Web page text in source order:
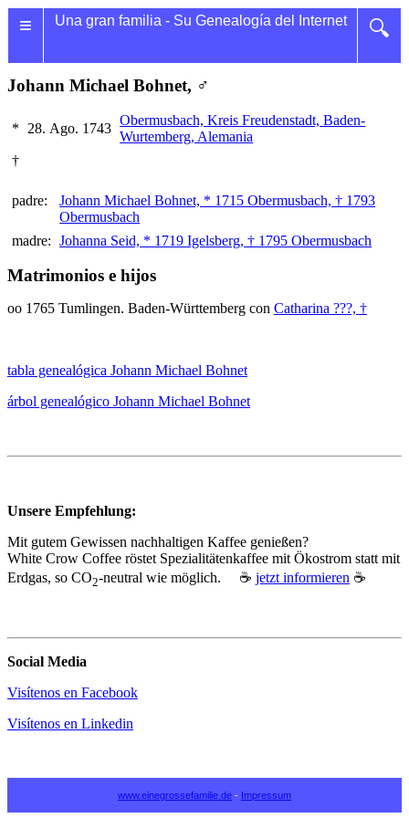
≡ 🔍
Una gran familia - Su Genealogía del Internet
Johann Michael Bohnet, ♂
* 28. Ago. 1743
Obermusbach, Kreis Freudenstadt, Baden-
Wurtemberg, Alemania
†
padre:
Johann Michael Bohnet, * 1715 Obermusbach, † 1793
Obermusbach
madre: Johanna Seid, * 1719 Igelsberg, † 1795 Obermusbach
Matrimonios e hijos
oo 1765 Tumlingen. Baden-Württemberg con Catharina ???, †
tabla genealógica Johann Michael Bohnet
árbol genealógico Johann Michael Bohnet
Unsere Empfehlung:
Mit gutem Gewissen nachhaltigen Kaffee genießen?
White Crow Coffee röstet Spezialitätenkaffee mit Ökostrom statt mit
Erdgas, so CO2‑neutral wie möglich. ☕ jetzt informieren ☕
Social Media
Visítenos en Facebook
Visítenos en Linkedin
www.einegrossefamilie.de - Impressum